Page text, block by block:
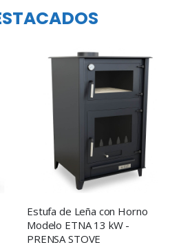
Estufa de Leña con Horno
Modelo ETNA 13 kW -
PRENSA STOVE